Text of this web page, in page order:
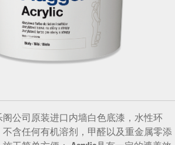
阁公司原装进口内墙白色底漆，水性环
不含任何有机溶剂，甲醛以及重金属零添